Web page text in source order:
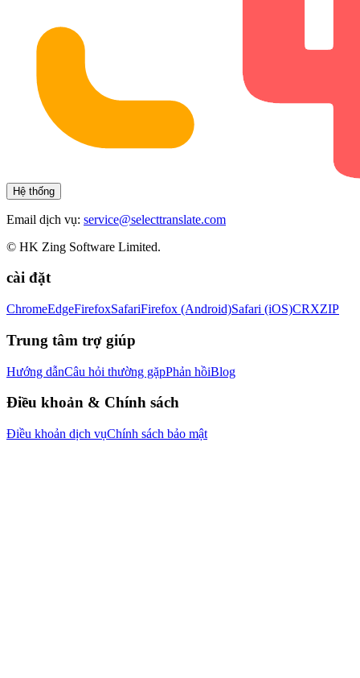
Hệ thống
Email dịch vụ: service@selecttranslate.com
© HK Zing Software Limited.
cài đặt
ChromeEdgeFirefoxSafariFirefox (Android)Safari (iOS)CRXZIP
Trung tâm trợ giúp
Hướng dẫnCâu hỏi thường gặpPhản hồiBlog
Điều khoản & Chính sách
Điều khoản dịch vụChính sách bảo mật